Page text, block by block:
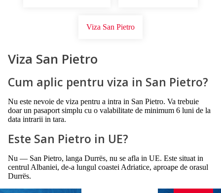
Viza San Pietro
Viza San Pietro
Cum aplic pentru viza in San Pietro?
Nu este nevoie de viza pentru a intra in San Pietro. Va trebuie
doar un pasaport simplu cu o valabilitate de minimum 6 luni de la
data intrarii in tara.
Este San Pietro in UE?
Nu — San Pietro, langa Durrës, nu se afla in UE. Este situat in
centrul Albaniei, de-a lungul coastei Adriatice, aproape de orasul
Durrës.